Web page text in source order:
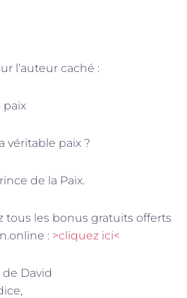
l’auteur caché :
paix
véritable paix ?
de la Paix.
tous les bonus gratuits offerts
: >cliquez ici<
David